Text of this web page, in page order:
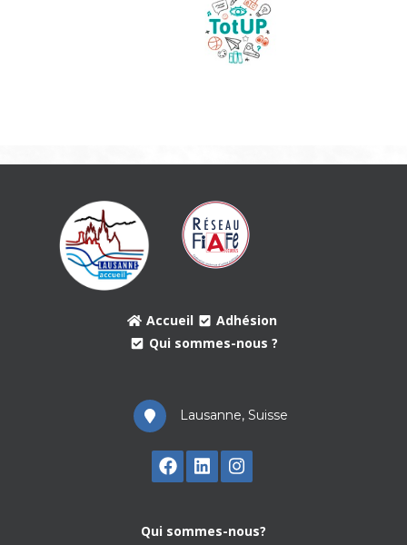
Accueil
Adhésion
Qui sommes-nous ?
Lausanne, Suisse
Qui sommes-nous?